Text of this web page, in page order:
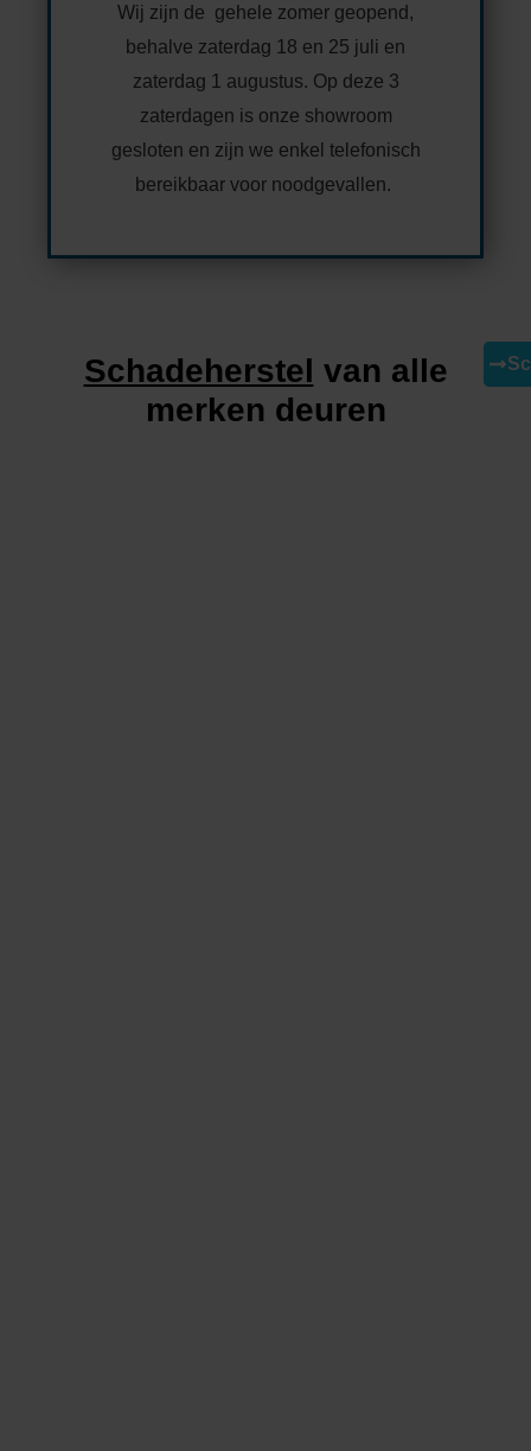
Wij zijn de gehele zomer geopend,
behalve zaterdag 18 en 25 juli en
zaterdag 1 augustus. Op deze 3
zaterdagen is onze showroom
gesloten en zijn we enkel telefonisch
bereikbaar voor noodgevallen.
Schadeherstel van alle
merken deuren